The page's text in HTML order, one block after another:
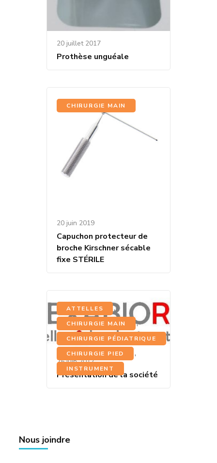
20 juillet 2017
Prothèse unguéale
CHIRURGIE MAIN
20 juin 2019
Capuchon protecteur de
broche Kirschner sécable
fixe STÉRILE
ATTELLES ,
CHIRURGIE MAIN ,
CHIRURGIE PÉDIATRIQUE ,
CHIRURGIE PIED ,
INSTRUMENT
25 juin 2017
Présentation de la société
Nous joindre